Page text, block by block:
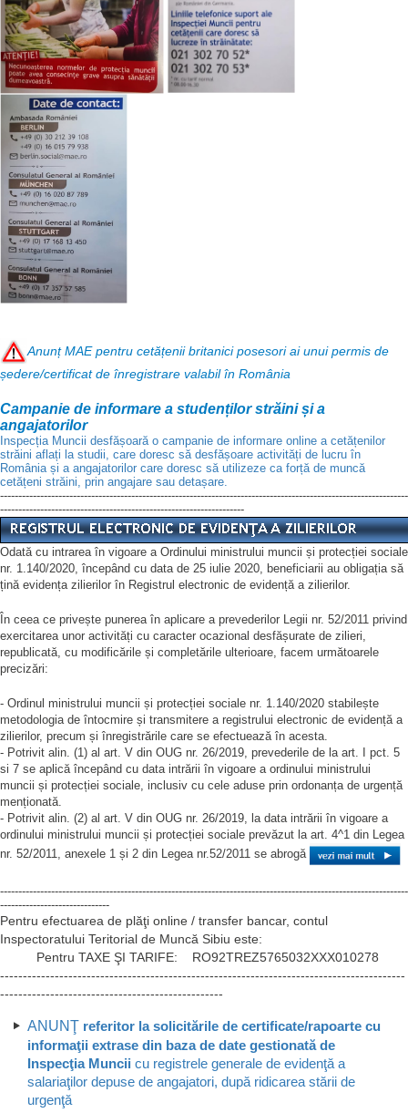
Anunț MAE pentru cetățenii britanici posesori ai unui permis de
ședere/certificat de înregistrare valabil în România
Campanie de informare a studenților străini și a
angajatorilor
Inspecția Muncii desfășoară o campanie de informare online a cetățenilor
străini aflați la studii, care doresc să desfășoare activități de lucru în
România și a angajatorilor care doresc să utilizeze ca forță de muncă
cetățeni străini, prin angajare sau detașare.
----------------------------------------------------------------------------------------------------------------
-------------------------------------------------------------------
Odată cu intrarea în vigoare a Ordinului ministrului muncii și protecției sociale
nr. 1.140/2020, începând cu data de 25 iulie 2020, beneficiarii au obligația să
țină evidența zilierilor în Registrul electronic de evidență a zilierilor.
În ceea ce privește punerea în aplicare a prevederilor Legii nr. 52/2011 privind
exercitarea unor activități cu caracter ocazional desfășurate de zilieri,
republicată, cu modificările și completările ulterioare, facem următoarele
precizări:
- Ordinul ministrului muncii și protecției sociale nr. 1.140/2020 stabilește
metodologia de întocmire și transmitere a registrului electronic de evidență a
zilierilor, precum și înregistrările care se efectuează în acesta.
- Potrivit alin. (1) al art. V din OUG nr. 26/2019, prevederile de la art. I pct. 5
si 7 se aplică începând cu data intrării în vigoare a ordinului ministrului
muncii și protecției sociale, inclusiv cu cele aduse prin ordonanța de urgență
menționată.
- Potrivit alin. (2) al art. V din OUG nr. 26/2019, la data intrării în vigoare a
ordinului ministrului muncii și protecției sociale prevăzut la art. 4^1 din Legea
nr. 52/2011, anexele 1 și 2 din Legea nr.52/2011 se abrogă
----------------------------------------------------------------------------------------------------------------
------------------------------
Pentru efectuarea de plăţi online / transfer bancar, contul
Inspectoratului Teritorial de Muncă Sibiu este:
Pentru TAXE ŞI TARIFE: RO92TREZ5765032XXX010278
-----------------------------------------------------------------------------------------
-------------------------------------------------
ANUNŢ referitor la solicitările de certificate/rapoarte cu
informaţii extrase din baza de date gestionată de
Inspecţia Muncii cu registrele generale de evidenţă a
salariaţilor depuse de angajatori, după ridicarea stării de
urgenţă